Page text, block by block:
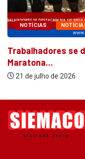
NOTÍCIAS
Trabalhadores se
Maratona...
21 de julho de 2026